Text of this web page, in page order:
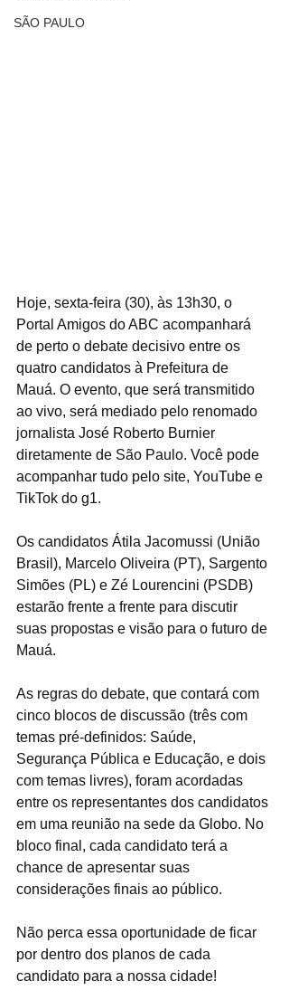
SÃO PAULO
Hoje, sexta-feira (30), às 13h30, o
Portal Amigos do ABC acompanhará
de perto o debate decisivo entre os
quatro candidatos à Prefeitura de
Mauá. O evento, que será transmitido
ao vivo, será mediado pelo renomado
jornalista José Roberto Burnier
diretamente de São Paulo. Você pode
acompanhar tudo pelo site, YouTube e
TikTok do g1.
Os candidatos Átila Jacomussi (União
Brasil), Marcelo Oliveira (PT), Sargento
Simões (PL) e Zé Lourencini (PSDB)
estarão frente a frente para discutir
suas propostas e visão para o futuro de
Mauá.
As regras do debate, que contará com
cinco blocos de discussão (três com
temas pré-definidos: Saúde,
Segurança Pública e Educação, e dois
com temas livres), foram acordadas
entre os representantes dos candidatos
em uma reunião na sede da Globo. No
bloco final, cada candidato terá a
chance de apresentar suas
considerações finais ao público.
Não perca essa oportunidade de ficar
por dentro dos planos de cada
candidato para a nossa cidade!